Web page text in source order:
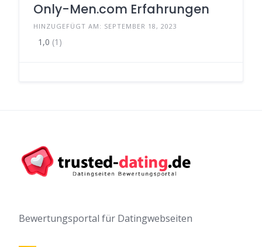
Only-Men.com Erfahrungen
HINZUGEFÜGT AM: SEPTEMBER 18, 2023
1,0 (1)
Bewertungsportal für Datingwebseiten